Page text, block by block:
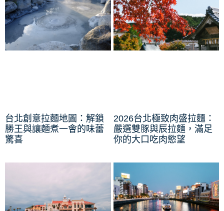
台北創意拉麵地圖：解鎖
勝王與讓麵煮一會的味蕾
驚喜
2026台北極致肉盛拉麵：
嚴選雙豚與辰拉麵，滿足
你的大口吃肉慾望